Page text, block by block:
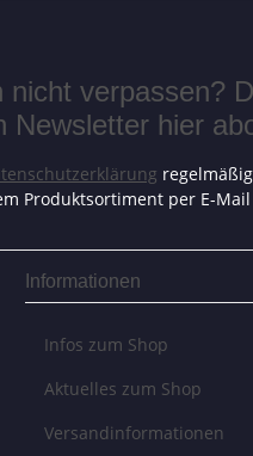
verpassen?
Newsletter hier
Produktsortiment per E-Mail
Informationen
Infos zum Shop
Aktuelles zum Shop
Versandinformationen